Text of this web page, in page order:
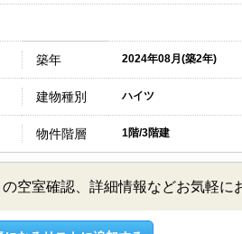
築年 2024年08月(築2年)
建物種別 ハイツ
物件階層 1階/3階建
空室確認、詳細情報などお気軽に